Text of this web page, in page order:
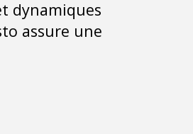
dynamiques
assure une